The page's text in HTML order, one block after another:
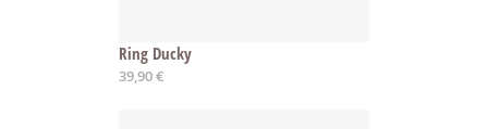
Ring Ducky
39,90 €